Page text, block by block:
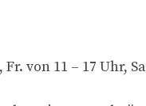
von 11 – 17 Uhr,